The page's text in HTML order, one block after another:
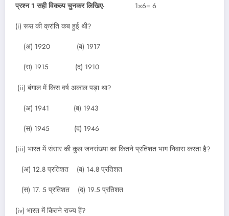
प्रश्न 1 सही विकल्प चुनकर लिखिए- 1×6= 6
(i) रूस की क्रांति कब हुई थी?
(अ) 1920 (ब) 1917
(स) 1915 (द) 1910
(ii) बंगाल में किस वर्ष अकाल पड़ा था?
(अ) 1941 (ब) 1943
(स) 1945 (द) 1946
(iii) भारत में संसार की कुल जनसंख्या का कितने प्रतिशत भाग निवास करता है?
(अ) 12.8 प्रतिशत (ब) 14.8 प्रतिशत
(स) 17. 5 प्रतिशत (द) 19.5 प्रतिशत
(iv) भारत में कितने राज्य हैं?